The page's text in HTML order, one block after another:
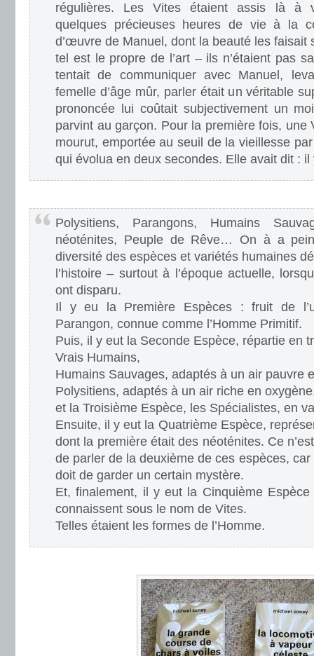
régulières. Les Vites étaient assis là à
quelques précieuses heures de vie à la
d’œuvre de Manuel, dont la beauté les faisait
tel est le propre de l’art – ils n’étaient pas
tentait de communiquer avec Manuel,
femelle d’âge mûr, parler était un véritable
prononcée lui coûtait subjectivement un
parvint au garçon. Pour la première fois, une
mourut, emportée au seuil de la vieillesse
qui évolua en deux secondes. Elle avait dit : il
Polysitiens, Parangons, Humains
néoténites, Peuple de Rêve… On à a
diversité des espèces et variétés humaines
l’histoire – surtout à l’époque actuelle,
ont disparu.
Il y eu la Première Espèces : fruit de
Parangon, connue comme l’Homme Primitif.
Puis, il y eut la Seconde Espèce, répartie en
Vrais Humains,
Humains Sauvages, adaptés à un air pauvre
Polysitiens, adaptés à un air riche en
et la Troisième Espèce, les Spécialistes, en
Ensuite, il y eut la Quatrième Espèce,
dont la première était des néoténites. Ce
de parler de la deuxième de ces espèces,
doit de garder un certain mystère.
Et, finalement, il y eut la Cinquième
connaissent sous le nom de Vites.
Telles étaient les formes de l’Homme.